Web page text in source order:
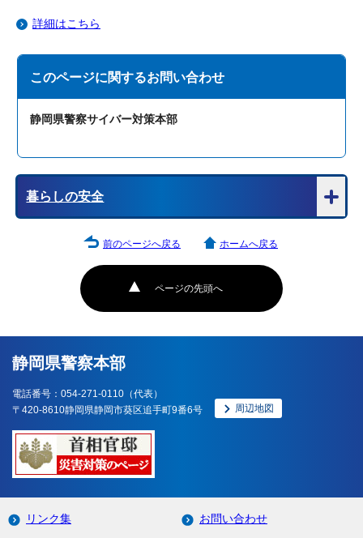
詳細はこちら
このページに関するお問い合わせ
静岡県警察サイバー対策本部
暮らしの安全
ページの先頭へ
前のページへ戻る ホームへ戻る
静岡県警察本部
電話番号：054-271-0110（代表）
〒420-8610静岡県静岡市葵区追手町9番6号
周辺地図
リンク集 お問い合わせ